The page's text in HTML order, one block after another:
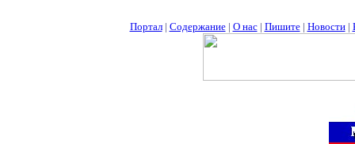
Портал| Содержание| О нас| Пишите| Новости|